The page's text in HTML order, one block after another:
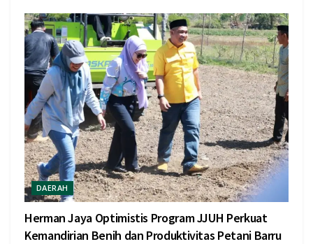
DAERAH
Herman Jaya Optimistis Program JJUH Perkuat
Kemandirian Benih dan Produktivitas Petani Barru